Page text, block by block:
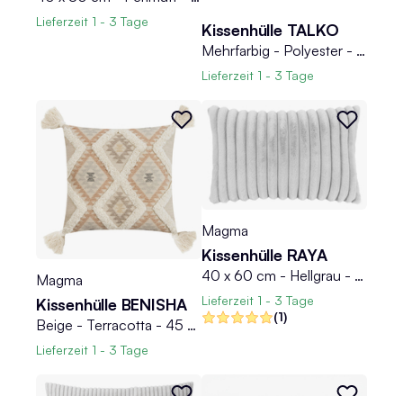
Lieferzeit 1 - 3 Tage Kissenhülle TALKO
Mehrfarbig - Polyester - 48 x 48 cm - mit Reißverschluss
Lieferzeit 1 - 3 Tage
Magma
Kissenhülle BENISHA
Beige - Terracotta - 45 x 45 cm - mit Reißverschluss
Lieferzeit 1 - 3 Tage
Magma
Kissenhülle RAYA
40 x 60 cm - Hellgrau - Samtoptik - mit Reißverschluss
Lieferzeit 1 - 3 Tage
(1)